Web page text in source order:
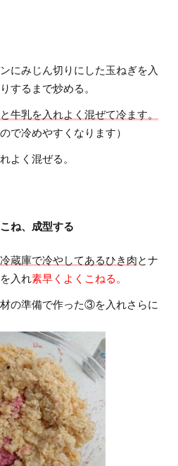
にみじん切りにした玉ねぎを入
するまで炒める。
牛乳を入れよく混ぜて冷ます。
で冷めやすくなります）
く混ぜる。
ね、成型する
冷蔵庫で冷やしてあるひき肉とナ
入れ素早くよくこねる。
の準備で作った③を入れさらに